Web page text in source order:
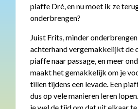
piaffe Dré, en nu moet ik ze
onderbrengen?
Juist Frits, minder
achterhand vergemakkelijkt de
piaffe naar passage, en meer
maakt het gemakkelijk om je
tillen tijdens een levade. Een
dus op vele manieren leren